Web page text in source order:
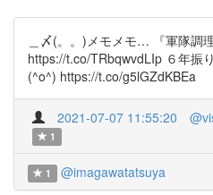
＿〆(。。)メモメモ… 『軍隊調
https://t.co/TRbqwvdLIp ６年振
(^o^) https://t.co/g5lGZdKBEa
2021-07-07 11:55:20
1
1 @imagawatatsuya